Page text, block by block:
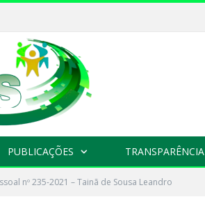
PUBLICAÇÕES TRANSPARÊNCIA
nº 235-2021 – Tainã de Sousa Leandro